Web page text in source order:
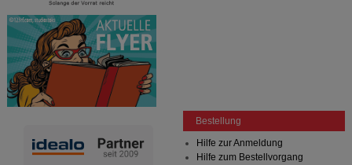
Bestellung
Hilfe zur Anmeldung
Hilfe zum Bestellvorgang